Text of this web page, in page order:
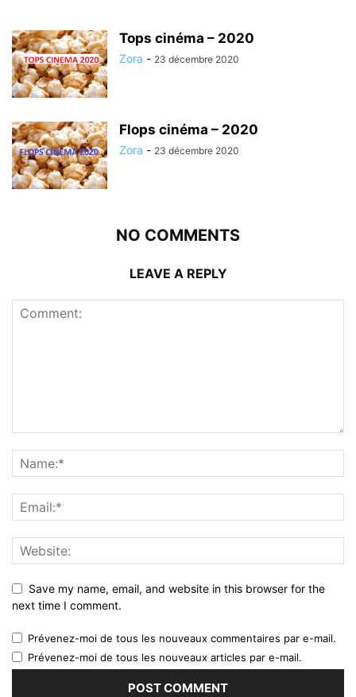
Tops cinéma – 2020
Zora - 23 décembre 2020
Flops cinéma – 2020
Zora - 23 décembre 2020
NO COMMENTS
LEAVE A REPLY
Save my name, email, and website in this browser for the
next time I comment.
Prévenez-moi de tous les nouveaux commentaires par e-mail.
Prévenez-moi de tous les nouveaux articles par e-mail.